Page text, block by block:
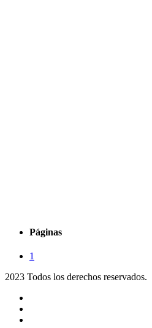
Páginas
1
2023 Todos los derechos reservados.